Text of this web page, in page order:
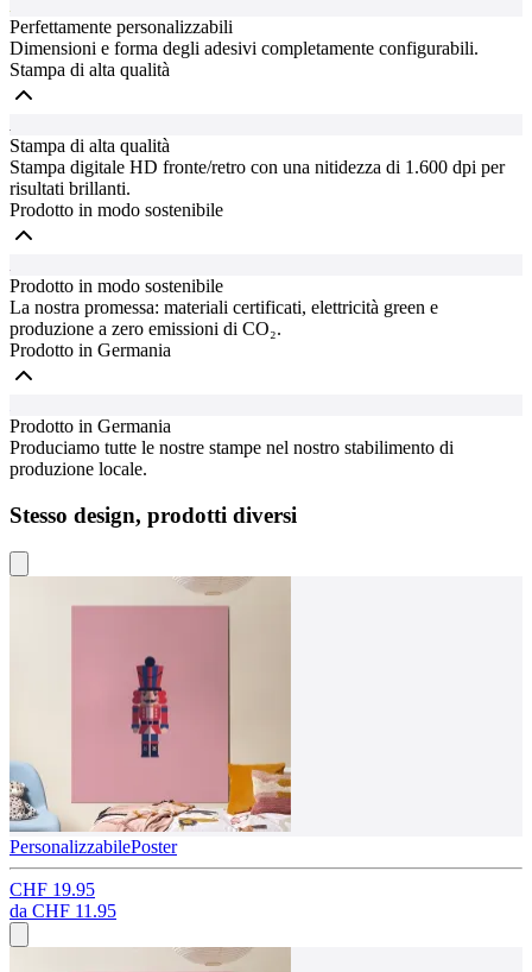
Perfettamente personalizzabili
Dimensioni e forma degli adesivi completamente configurabili.
Stampa di alta qualità
Stampa di alta qualità
Stampa digitale HD fronte/retro con una nitidezza di 1.600 dpi per
risultati brillanti.
Prodotto in modo sostenibile
Prodotto in modo sostenibile
La nostra promessa: materiali certificati, elettricità green e
produzione a zero emissioni di CO₂.
Prodotto in Germania
Prodotto in Germania
Produciamo tutte le nostre stampe nel nostro stabilimento di
produzione locale.
Stesso design, prodotti diversi
PersonalizzabilePoster
CHF 19.95
da CHF 11.95